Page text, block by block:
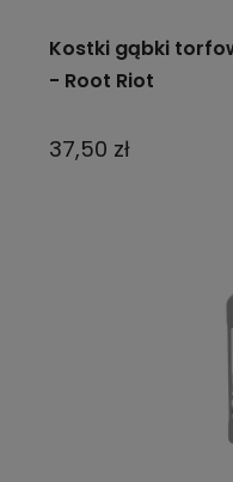
Kostki gąbki
- Root Riot
37,50 zł